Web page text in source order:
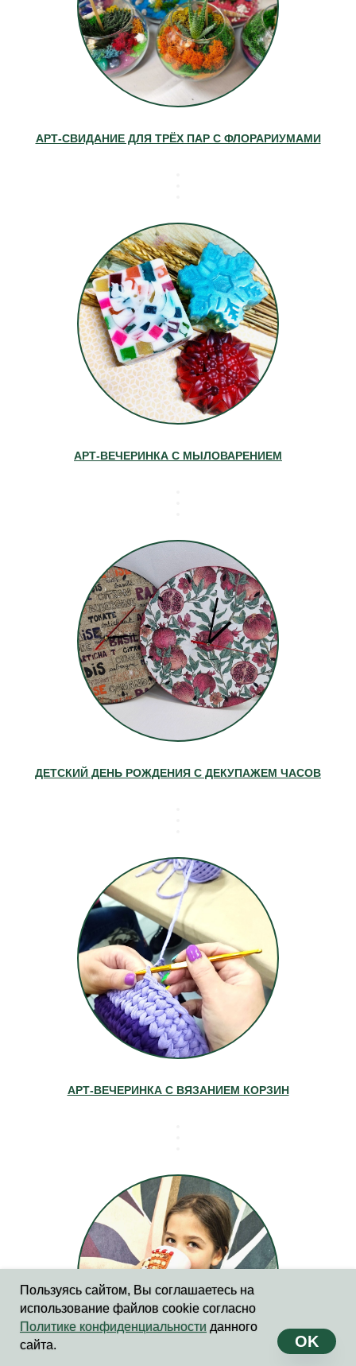
АРТ-СВИДАНИЕ ДЛЯ ТРЁХ ПАР С ФЛОРАРИУМАМИ
АРТ-ВЕЧЕРИНКА С МЫЛОВАРЕНИЕМ
ДЕТСКИЙ ДЕНЬ РОЖДЕНИЯ С ДЕКУПАЖЕМ ЧАСОВ
АРТ-ВЕЧЕРИНКА С ВЯЗАНИЕМ КОРЗИН
Пользуясь сайтом, Вы соглашаетесь на
использование файлов cookie согласно
Политике конфиденциальности данного
сайта.
OK